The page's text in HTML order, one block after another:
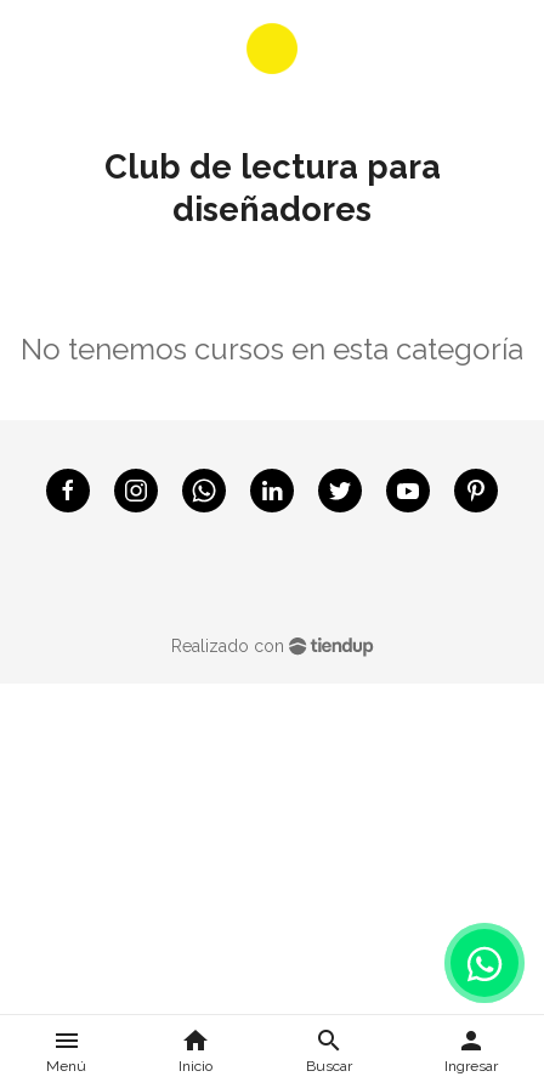
menu
Menú
home
Inicio
search
Buscar
person
Ingresar
Club de lectura para
diseñadores
No tenemos cursos en esta categoría
Realizado con